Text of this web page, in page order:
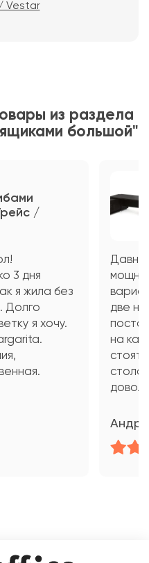
Vestar
из раздела
большой"
/
3 дня
я жила без
Долго
я хочу.
Давно
две
на
стола